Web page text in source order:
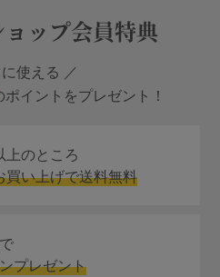
ップ会員特典
使える ／
ポイントをプレゼント！
上のところ
買い上げで送料無料
プレゼント